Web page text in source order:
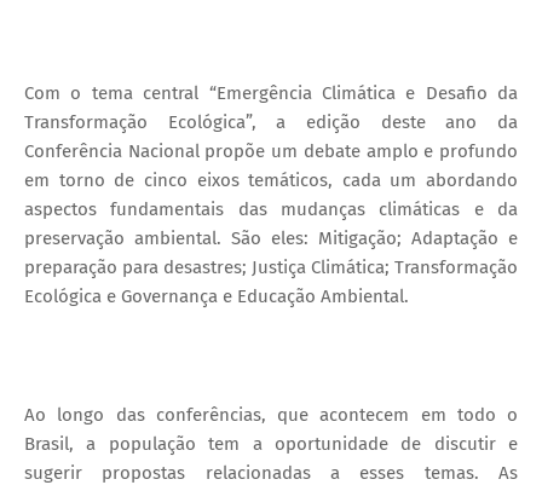
Com o tema central “Emergência Climática e Desafio da
Transformação Ecológica”, a edição deste ano da
Conferência Nacional propõe um debate amplo e profundo
em torno de cinco eixos temáticos, cada um abordando
aspectos fundamentais das mudanças climáticas e da
preservação ambiental. São eles: Mitigação; Adaptação e
preparação para desastres; Justiça Climática; Transformação
Ecológica e Governança e Educação Ambiental.
Ao longo das conferências, que acontecem em todo o
Brasil, a população tem a oportunidade de discutir e
sugerir propostas relacionadas a esses temas. As